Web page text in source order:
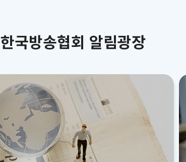
한국방송협회 알림광장